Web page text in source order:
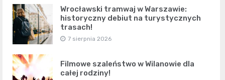
Wrocławski tramwaj w Warszawie:
historyczny debiut na turystycznych
trasach!
7 sierpnia 2026
Filmowe szaleństwo w Wilanowie dla
całej rodziny!